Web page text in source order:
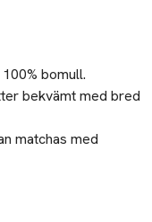
bomull.
bekvämt med bred
matchas med